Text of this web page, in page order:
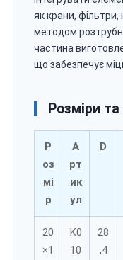
як крани,
методом
частина
що забезпечує
Розміри
Р
оз
мі
р
А
рт
ик
ул
D
20
×1
K0
10
28
,4